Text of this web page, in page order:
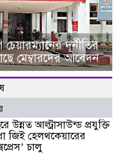
দূর্নীতির
মেম্বারদের আবেদন
উন্নত আল্ট্রাসাউন্ড প্রযুক্তি
জিই হেলথকেয়ারের
চালু